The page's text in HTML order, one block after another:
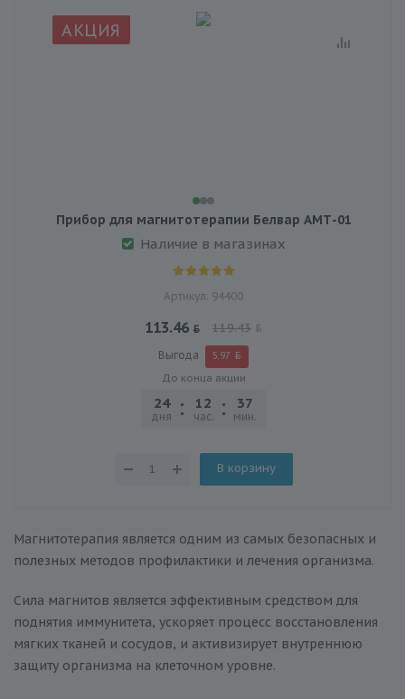
АКЦИЯ
Прибор для магнитотерапии Белвар АМТ-01
Наличие в магазинах
Артикул: 94400
113.46 119.43
Выгода 5.97
До конца акции
24
дня
12
час.
37
мин.
В корзину
Магнитотерапия является одним из самых безопасных и
полезных методов профилактики и лечения организма.
Сила магнитов является эффективным средством для
поднятия иммунитета, ускоряет процесс восстановления
мягких тканей и сосудов, и активизирует внутреннюю
защиту организма на клеточном уровне.